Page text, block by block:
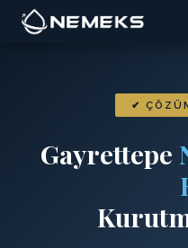
✔
Gayrettepe